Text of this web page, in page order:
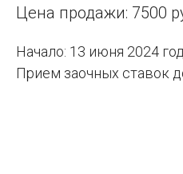
Цена продажи: 7500
Начало: 13 июня 2024
Прием заочных ставок